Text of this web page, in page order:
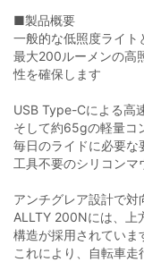
■製品概要
一般的な低照度ライト
最大200ルーメンの高
性を確保します
USB Type-Cによる高
そして約65gの軽量コ
毎日のライドに必要な
工具不要のシリコン
アンチグレア設計で
ALLTY 200Nには、上
構造が採用されていま
これにより、自転車